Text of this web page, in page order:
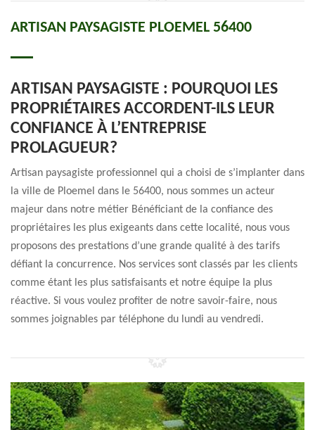
ARTISAN PAYSAGISTE PLOEMEL 56400
ARTISAN PAYSAGISTE : POURQUOI LES
PROPRIÉTAIRES ACCORDENT-ILS LEUR
CONFIANCE À L’ENTREPRISE
PROLAGUEUR?
Artisan paysagiste professionnel qui a choisi de s’implanter dans
la ville de Ploemel dans le 56400, nous sommes un acteur
majeur dans notre métier Bénéficiant de la confiance des
propriétaires les plus exigeants dans cette localité, nous vous
proposons des prestations d’une grande qualité à des tarifs
défiant la concurrence. Nos services sont classés par les clients
comme étant les plus satisfaisants et notre équipe la plus
réactive. Si vous voulez profiter de notre savoir-faire, nous
sommes joignables par téléphone du lundi au vendredi.